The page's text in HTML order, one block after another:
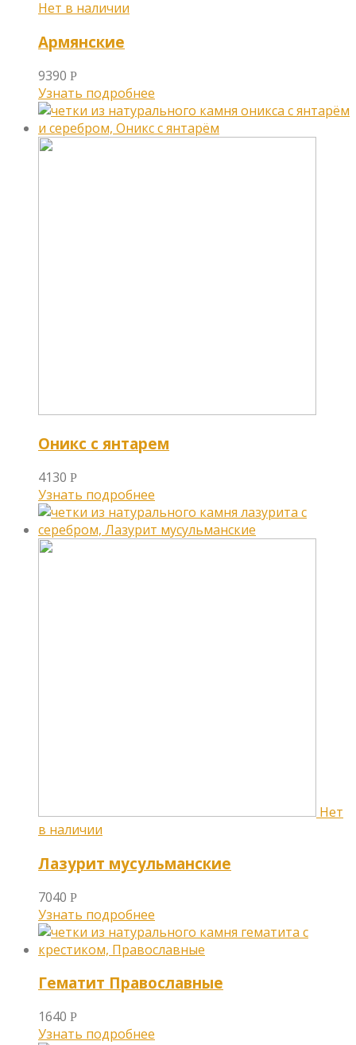
Армянские
9390 Р
Узнать подробнее
Оникс с янтарем
4130 Р
Узнать подробнее
Лазурит мусульманские
7040 Р
Узнать подробнее
Гематит Православные
1640 Р
Узнать подробнее